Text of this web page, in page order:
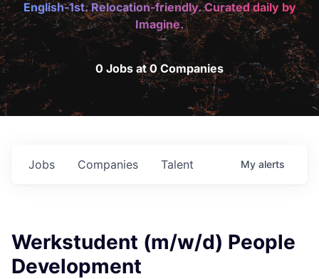
English-1st. Relocation-friendly. Curated daily by
Imagine.
0 Jobs at 0 Companies
Jobs Companies Talent My alerts
Werkstudent (m/w/d) People
Development